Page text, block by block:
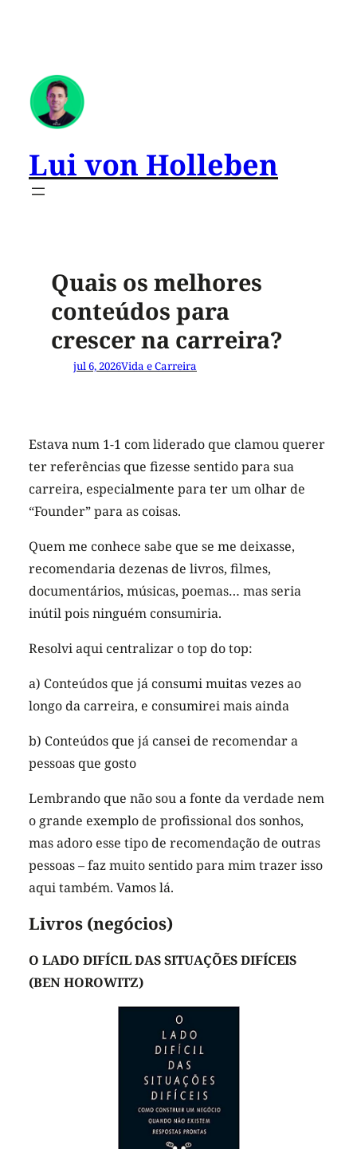
Lui von Holleben
Quais os melhores
conteúdos para
crescer na carreira?
jul 6, 2026Vida e Carreira
Estava num 1-1 com liderado que clamou querer
ter referências que fizesse sentido para sua
carreira, especialmente para ter um olhar de
“Founder” para as coisas.
Quem me conhece sabe que se me deixasse,
recomendaria dezenas de livros, filmes,
documentários, músicas, poemas… mas seria
inútil pois ninguém consumiria.
Resolvi aqui centralizar o top do top:
a) Conteúdos que já consumi muitas vezes ao
longo da carreira, e consumirei mais ainda
b) Conteúdos que já cansei de recomendar a
pessoas que gosto
Lembrando que não sou a fonte da verdade nem
o grande exemplo de profissional dos sonhos,
mas adoro esse tipo de recomendação de outras
pessoas – faz muito sentido para mim trazer isso
aqui também. Vamos lá.
Livros (negócios)
O LADO DIFÍCIL DAS SITUAÇÕES DIFÍCEIS
(BEN HOROWITZ)